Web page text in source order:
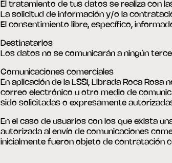
El tratamiento de tus datos se realiza con
La solicitud de información y/o la
El consentimiento libre, específico,
Destinatarios
Los datos no se comunicarán a ningún
Comunicaciones comerciales
En aplicación de la LSSI, Librada Roca
correo electrónico u otro medio de
sido solicitadas o expresamente
En el caso de usuarios con los que exista
autorizada al envío de comunicaciones
inicialmente fueron objeto de contratación